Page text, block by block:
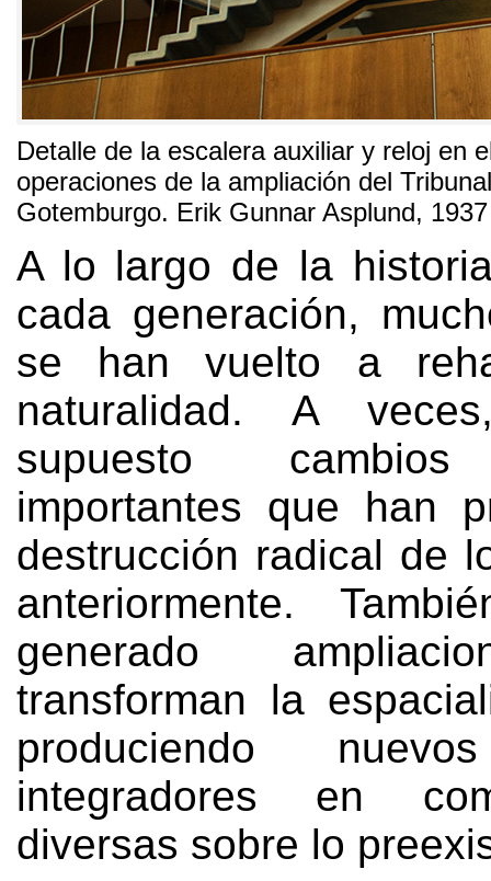
Detalle de la escalera auxiliar y reloj en
operaciones de la ampliación del
Gotemburgo. Erik Gunnar Asplund, 1937
A lo largo de la
cada generación,
se han vuelto a
naturalidad. A veces
supuesto
importantes que han
destrucción radical de
anteriormente.
generado
transforman la
produciendo
integradores en
diversas sobre lo